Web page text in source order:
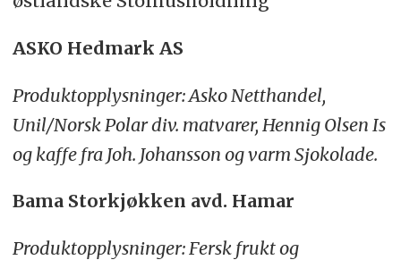
ASKO Hedmark AS
Produktopplysninger: Asko Netthandel,
Unil/Norsk Polar div. matvarer, Hennig Olsen Is
og kaffe fra Joh. Johansson og varm Sjokolade.
Bama Storkjøkken avd. Hamar
Produktopplysninger: Fersk frukt og